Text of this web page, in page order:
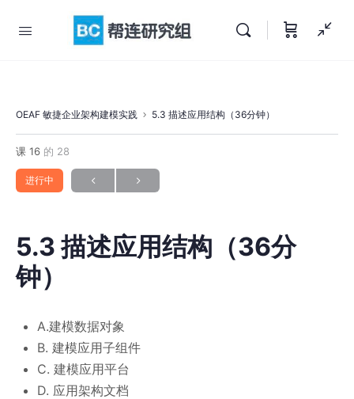
OEAF 敏捷企业架构建模实践 5.3 描述应用结构（36分钟）
课 16 的 28
进行中
5.3 描述应用结构（36分
钟）
A.建模数据对象
B. 建模应用子组件
C. 建模应用平台
D. 应用架构文档